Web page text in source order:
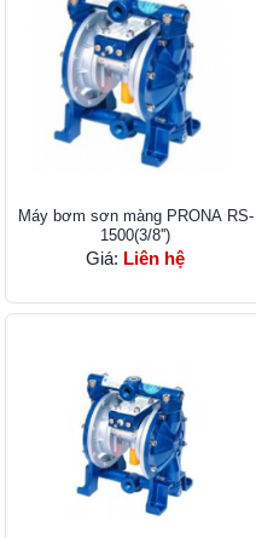
Máy bơm sơn ​màng PRONA RS-
1500(3/8'')
Giá: Liên hệ